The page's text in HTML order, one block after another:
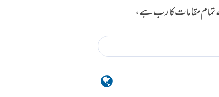
تمام مقامات کا رب ہے،